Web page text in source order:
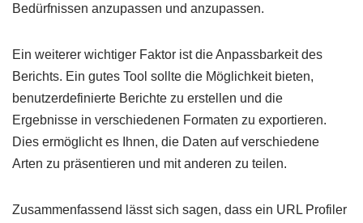
Bedürfnissen anzupassen und anzupassen.
Ein weiterer wichtiger Faktor ist die Anpassbarkeit des
Berichts. Ein gutes Tool sollte die Möglichkeit bieten,
benutzerdefinierte Berichte zu erstellen und die
Ergebnisse in verschiedenen Formaten zu exportieren.
Dies ermöglicht es Ihnen, die Daten auf verschiedene
Arten zu präsentieren und mit anderen zu teilen.
Zusammenfassend lässt sich sagen, dass ein URL Profiler